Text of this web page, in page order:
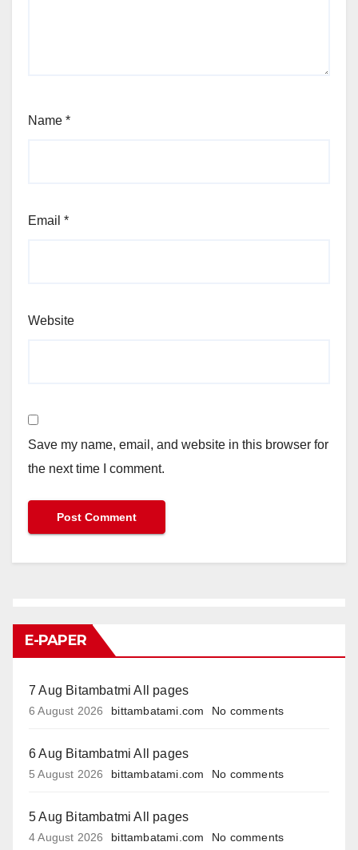
Name *
Email *
Website
Save my name, email, and website in this browser for
the next time I comment.
E-PAPER
7 Aug Bitambatmi All pages
6 August 2026 bittambatami.com No comments
6 Aug Bitambatmi All pages
5 August 2026 bittambatami.com No comments
5 Aug Bitambatmi All pages
4 August 2026 bittambatami.com No comments